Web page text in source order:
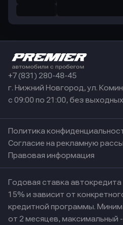
+7 (831) 280-48-45
г. Нижний Новгород, ул.
с 09:00 по 21:00, без выходных
Политика
Согласие на рекламную
Правовая информация
Годовая ставка
15% и зависит от
кредитной программы.
от 2 месяцев, максимальный